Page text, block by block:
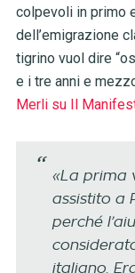
colpevoli in primo
dell’emigrazione
tigrino vuol dire
e i tre anni e
Merli su Il
«La prima
assistito a
perché
italiano.